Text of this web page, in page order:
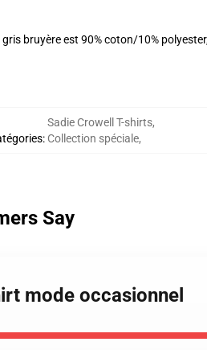
bruyère est 90% coton/10%
:
Sadie Crowell T-shirts,
Collection spéciale,
Say
mode occasionnel